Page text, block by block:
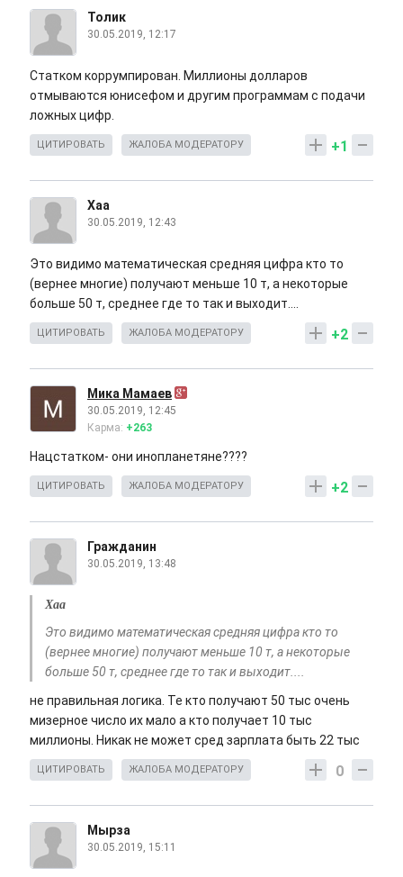
Толик
30.05.2019, 12:17
Статком коррумпирован. Миллионы долларов
отмываются юнисефом и другим программам с подачи
ложных цифр.
+1
ЦИТИРОВАТЬ ЖАЛОБА МОДЕРАТОРУ
Хаа
30.05.2019, 12:43
Это видимо математическая средняя цифра кто то
(вернее многие) получают меньше 10 т, а некоторые
больше 50 т, среднее где то так и выходит....
+2
ЦИТИРОВАТЬ ЖАЛОБА МОДЕРАТОРУ
Мика Мамаев
30.05.2019, 12:45
Карма: +263
Нацстатком- они инопланетяне????
+2
ЦИТИРОВАТЬ ЖАЛОБА МОДЕРАТОРУ
Гражданин
30.05.2019, 13:48
Хаа
Это видимо математическая средняя цифра кто то
(вернее многие) получают меньше 10 т, а некоторые
больше 50 т, среднее где то так и выходит....
не правильная логика. Те кто получают 50 тыс очень
мизерное число их мало а кто получает 10 тыс
миллионы. Никак не может сред зарплата быть 22 тыс
0
ЦИТИРОВАТЬ ЖАЛОБА МОДЕРАТОРУ
Мырза
30.05.2019, 15:11